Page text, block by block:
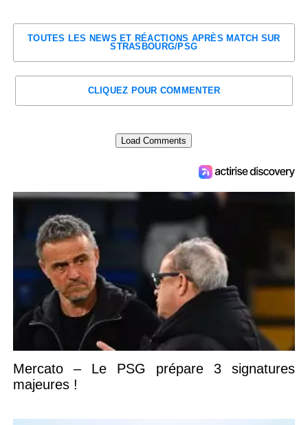
TOUTES LES NEWS ET RÉACTIONS APRÈS MATCH SUR
STRASBOURG/PSG
CLIQUEZ POUR COMMENTER
Load Comments
Mercato – Le PSG prépare 3 signatures
majeures !